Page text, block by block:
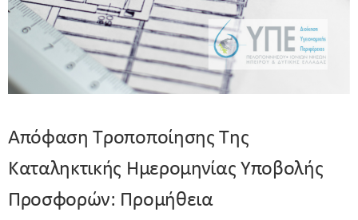
Απόφαση Τροποποίησης Της
Καταληκτικής Ημερομηνίας Υποβολής
Προσφορών: Προμήθεια